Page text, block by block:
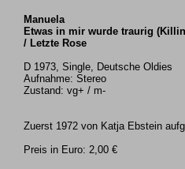
Manuela
Etwas in mir wurde traurig
/ Letzte Rose
D 1973, Single, Deutsche Oldies
Aufnahme: Stereo
Zustand: vg+ / m-
Zuerst 1972 von Katja Ebstein
Preis in Euro: 2,00 €